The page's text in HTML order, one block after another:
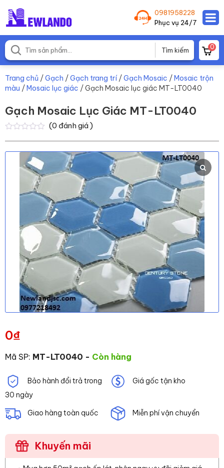
0981958228
Phục vụ 24/7
0
Trang chủ /Gạch /Gạch trang trí/Gạch Mosaic /Mosaic trộn
màu /Mosaic lục giác / Gạch Mosaic lục giác MT-LT0040
Gạch Mosaic Lục Giác MT-LT0040
5
(0 đánh giá )
0₫
Mã SP: MT-LT0040 - Còn hàng
Bảo hành đổi trả trong
30 ngày
Giá gốc tận kho
Giao hàng toàn quốc Miễn phí vận chuyển
Khuyến mãi